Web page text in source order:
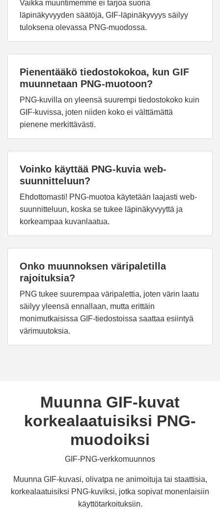
Vaikka muuntimemme ei tarjoa suoria
läpinäkyvyyden säätöjä, GIF-läpinäkyvyys säilyy
tuloksena olevassa PNG-muodossa.
Pienentääkö tiedostokokoa, kun GIF
muunnetaan PNG-muotoon?
PNG-kuvilla on yleensä suurempi tiedostokoko kuin
GIF-kuvissa, joten niiden koko ei välttämättä
pienene merkittävästi.
Voinko käyttää PNG-kuvia web-
suunnitteluun?
Ehdottomasti! PNG-muotoa käytetään laajasti web-
suunnitteluun, koska se tukee läpinäkyvyyttä ja
korkeampaa kuvanlaatua.
Onko muunnoksen väripaletilla
rajoituksia?
PNG tukee suurempaa väripalettia, joten värin laatu
säilyy yleensä ennallaan, mutta erittäin
monimutkaisissa GIF-tiedostoissa saattaa esiintyä
värimuutoksia.
Muunna GIF-kuvat
korkealaatuisiksi PNG-
muodoiksi
GIF-PNG-verkkomuunnos
Muunna GIF-kuvasi, olivatpa ne animoituja tai staattisia,
korkealaatuisiksi PNG-kuviksi, jotka sopivat monenlaisiin
käyttötarkoituksiin.